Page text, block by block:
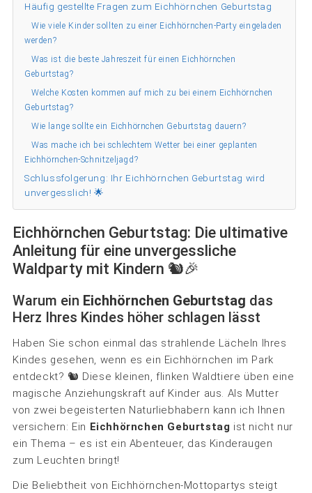
Häufig gestellte Fragen zum Eichhörnchen Geburtstag
Wie viele Kinder sollten zu einer Eichhörnchen-Party eingeladen
werden?
Was ist die beste Jahreszeit für einen Eichhörnchen
Geburtstag?
Welche Kosten kommen auf mich zu bei einem Eichhörnchen
Geburtstag?
Wie lange sollte ein Eichhörnchen Geburtstag dauern?
Was mache ich bei schlechtem Wetter bei einer geplanten
Eichhörnchen-Schnitzeljagd?
Schlussfolgerung: Ihr Eichhörnchen Geburtstag wird
unvergesslich! 🌟
Eichhörnchen Geburtstag: Die ultimative
Anleitung für eine unvergessliche
Waldparty mit Kindern 🐿️🎉
Warum ein Eichhörnchen Geburtstag das
Herz Ihres Kindes höher schlagen lässt
Haben Sie schon einmal das strahlende Lächeln Ihres
Kindes gesehen, wenn es ein Eichhörnchen im Park
entdeckt? 🐿️ Diese kleinen, flinken Waldtiere üben eine
magische Anziehungskraft auf Kinder aus. Als Mutter
von zwei begeisterten Naturliebhabern kann ich Ihnen
versichern: Ein Eichhörnchen Geburtstag ist nicht nur
ein Thema – es ist ein Abenteuer, das Kinderaugen
zum Leuchten bringt!
Die Beliebtheit von Eichhörnchen-Mottopartys steigt